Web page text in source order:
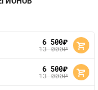
6 500руб.
13 000руб.
6 500руб.
13 000руб.